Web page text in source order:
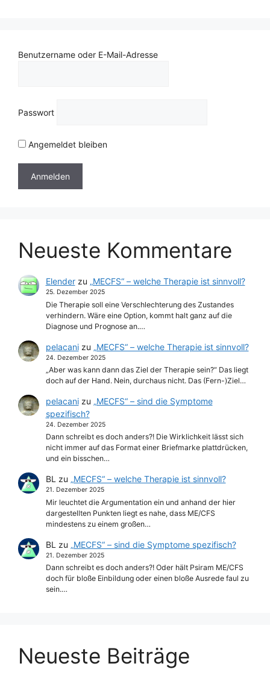
Benutzername oder E-Mail-Adresse
Passwort
Angemeldet bleiben
Neueste Kommentare
Elenderzu „MECFS“ – welche Therapie ist sinnvoll?
25. Dezember 2025
Die Therapie soll eine Verschlechterung des Zustandes
verhindern. Wäre eine Option, kommt halt ganz auf die
Diagnose und Prognose an.…
pelacanizu „MECFS“ – welche Therapie ist sinnvoll?
24. Dezember 2025
„Aber was kann dann das Ziel der Therapie sein?“ Das liegt
doch auf der Hand. Nein, durchaus nicht. Das (Fern-)Ziel…
pelacanizu „MECFS“ – sind die Symptome
spezifisch?
24. Dezember 2025
Dann schreibt es doch anders?! Die Wirklichkeit lässt sich
nicht immer auf das Format einer Briefmarke plattdrücken,
und ein bisschen…
BL zu „MECFS“ – welche Therapie ist sinnvoll?
21. Dezember 2025
Mir leuchtet die Argumentation ein und anhand der hier
dargestellten Punkten liegt es nahe, dass ME/CFS
mindestens zu einem großen…
BL zu „MECFS“ – sind die Symptome spezifisch?
21. Dezember 2025
Dann schreibt es doch anders?! Oder hält Psiram ME/CFS
doch für bloße Einbildung oder einen bloße Ausrede faul zu
sein.…
Neueste Beiträge